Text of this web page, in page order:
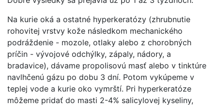
Na kurie oká a ostatné hyperkeratózy (zhrubnutie
rohovitej vrstvy kože následkom mechanického
podráždenie - mozole, otlaky alebo z chorobných
príčin - vývojové odchýlky, zápaly, nádory, a
bradavice), dávame propolisovú masť alebo v tinktúre
navlhčenú gázu po dobu 3 dní. Potom vykúpeme v
teplej vode a kurie oko vymrští. Pri hyperkeratóze
môžeme pridať do masti 2-4% salicylovej kyseliny,